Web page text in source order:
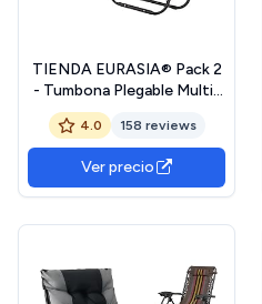
TIENDA EURASIA® Pack 2
- Tumbona Plegable Multi-
Posiciones para Jardín -
95x65x105cm - Ideal para
Uso en la Terraza o Jardín
(Beige)
4.0 158 reviews
Ver precio